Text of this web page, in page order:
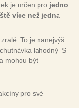
je určen pro jedno
více než jedna
To je nanejvýš
lahodný, S
mohou být
pro své